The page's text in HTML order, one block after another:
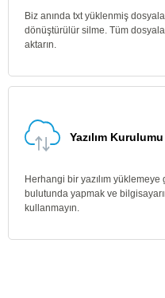
Biz anında txt yüklenmiş
dönüştürülür silme. Tüm
aktarın.
Yazılım
Herhangi bir yazılım
bulutunda yapmak ve
kullanmayın.